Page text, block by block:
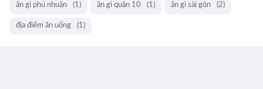
ăn gì phú nhuận (1) ăn gì quận 10 (1) ăn gì sài gòn (2)
địa điểm ăn uống (1)